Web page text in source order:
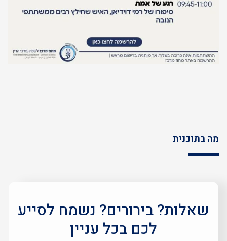
מה בתוכנית
שאלות? בירורים? נשמח לסייע
לכם בכל עניין